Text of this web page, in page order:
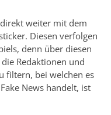
weiter mit dem
Diesen verfolgen
denn über diesen
Redaktionen und
filtern, bei welchen es
News handelt, ist